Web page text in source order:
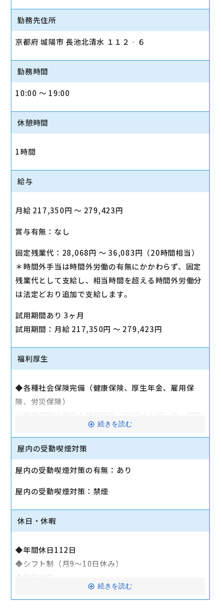
勤務先住所
京都府 城陽市 長池北清水 １１２‐６
勤務時間
10:00 〜 19:00
休憩時間
1時間
給与
月給 217,350円 〜 279,423円
賞与有無：なし
固定残業代：28,068円 〜 36,083円（20時間相当）
＊時間外手当は時間外労働の有無にかかわらず、固定
残業代として支給し、相当時間を超える時間外労働分
は法定どおり追加で支給します。
試用期間あり 3ヶ月
試用期間：月給 217,350円 〜 279,423円
福利厚生
◆各種社会保険完備（健康保険、厚生年金、雇用保
険、労災保険）
◎健康保険は独自の健保組合（CNCけんぽ）で、保険
◆定期健康診断（年1回）
◆交通費全額支給（一部社内規定あり）※マイカー通
勤可否は店舗により異なる
◆確定拠出年金制度
◆表彰制度（年2回）
◆制服貸与
◆社員・家族優待購入制度（携帯端末・PCなど）
◆年4回の懇親会（会社負担／上限あり）
◆スマート福利厚生 ※映画館やテーマパークの優待
続きを読む
屋内の受動喫煙対策
屋内の受動喫煙対策の有無：あり
屋内の受動喫煙対策：禁煙
休日・休暇
◆年間休日112日
◆シフト制（月9～10日休み）
◆特別休暇
続きを読む